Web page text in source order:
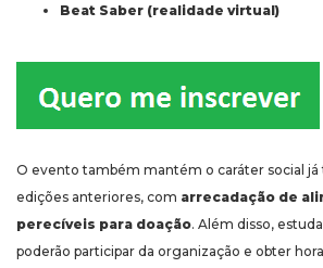
Beat Saber (realidade virtual)
O evento também mantém o caráter social já
edições anteriores, com arrecadação de
perecíveis para doação. Além disso,
poderão participar da organização e obter